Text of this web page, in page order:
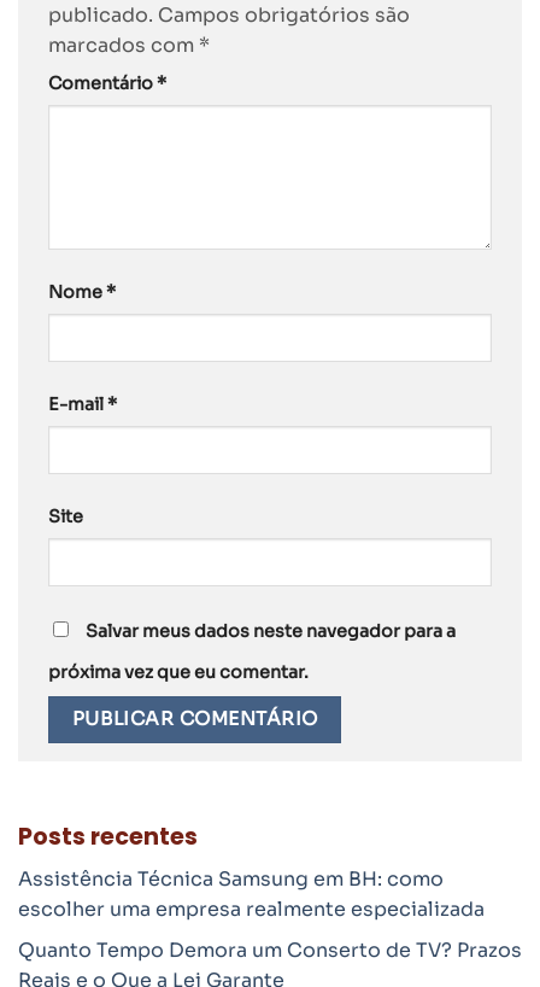
publicado. Campos obrigatórios são
marcados com *
Comentário*
Nome*
E-mail*
Site
Salvar meus dados neste navegador para a
próxima vez que eu comentar.
Posts recentes
Assistência Técnica Samsung em BH: como
escolher uma empresa realmente especializada
Quanto Tempo Demora um Conserto de TV? Prazos
Reais e o Que a Lei Garante